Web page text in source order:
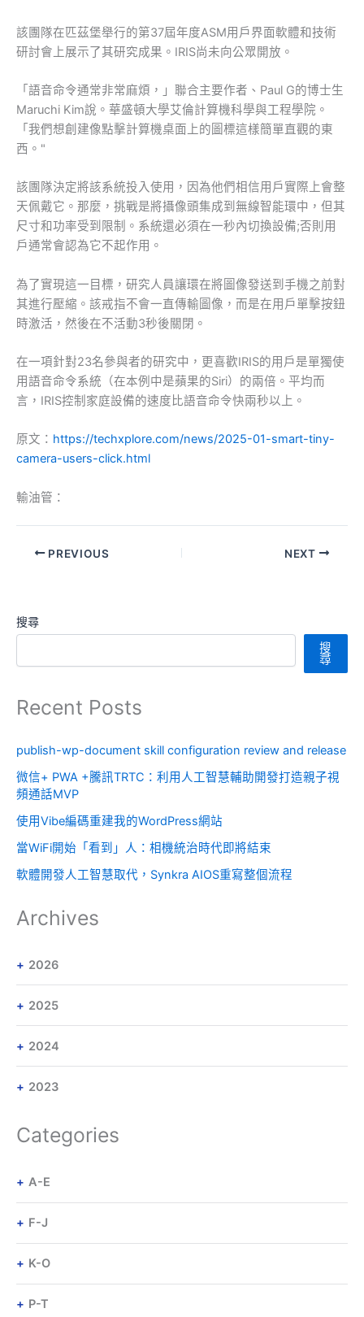
該團隊在匹茲堡舉行的第37屆年度ASM用戶界面軟體和技術
研討會上展示了其研究成果。IRIS尚未向公眾開放。
「語音命令通常非常麻煩，」聯合主要作者、Paul G的博士生
Maruchi Kim說。華盛頓大學艾倫計算機科學與工程學院。
「我們想創建像點擊計算機桌面上的圖標這樣簡單直觀的東
西。"
該團隊決定將該系統投入使用，因為他們相信用戶實際上會整
天佩戴它。那麼，挑戰是將攝像頭集成到無線智能環中，但其
尺寸和功率受到限制。系統還必須在一秒內切換設備;否則用
戶通常會認為它不起作用。
為了實現這一目標，研究人員讓環在將圖像發送到手機之前對
其進行壓縮。該戒指不會一直傳輸圖像，而是在用戶單擊按鈕
時激活，然後在不活動3秒後關閉。
在一項針對23名參與者的研究中，更喜歡IRIS的用戶是單獨使
用語音命令系統（在本例中是蘋果的Siri）的兩倍。平均而
言，IRIS控制家庭設備的速度比語音命令快兩秒以上。
原文： https://techxplore.com/news/2025-01-smart-tiny-
camera-users-click.html
輸油管：
PREVIOUS NEXT
搜尋
搜
尋
Recent Posts
publish-wp-document skill configuration review and release
微信+ PWA +騰訊TRTC：利用人工智慧輔助開發打造親子視
頻通話MVP
使用Vibe編碼重建我的WordPress網站
當WiFi開始「看到」人：相機統治時代即將結束
軟體開發人工智慧取代，Synkra AIOS重寫整個流程
Archives
2026
2025
2024
2023
Categories
A-E
F-J
K-O
P-T